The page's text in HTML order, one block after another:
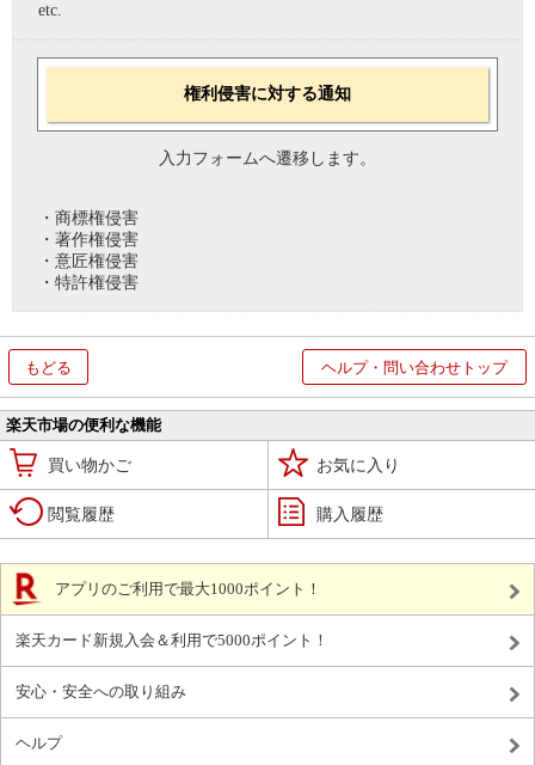
etc.
権利侵害に対する通知
入力フォームへ遷移します。
・商標権侵害
・著作権侵害
・意匠権侵害
・特許権侵害
もどる ヘルプ・問い合わせトップ
楽天市場の便利な機能
買い物かご お気に入り
閲覧履歴 購入履歴
アプリのご利用で最大1000ポイント！
楽天カード新規入会＆利用で5000ポイント！
安心・安全への取り組み
ヘルプ